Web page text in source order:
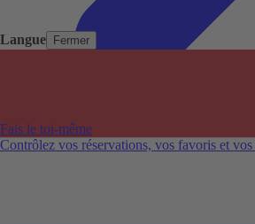
Langue Fermer
Fais le toi-même
Contrôlez vos réservations, vos favoris et vos
Aéroports populaires
Villes populaires
Australie